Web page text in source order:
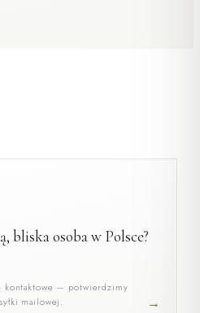
bliska osoba w Polsce?
kontaktowe — potwierdzimy
mailowej.
→